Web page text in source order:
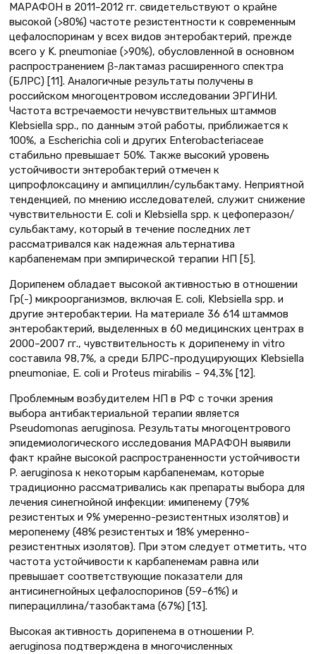
МАРАФОН в 2011–2012 гг. свидетельствуют о крайне
высокой (>80%) частоте резистентности к современным
цефалоспоринам у всех видов энтеробактерий, прежде
всего у K. pneumoniae (>90%), обусловленной в основном
распространением β-лактамаз расширенного спектра
(БЛРС) [11]. Аналогичные результаты получены в
российском многоцентровом исследовании ЭРГИНИ.
Частота встречаемости нечувствительных штаммов
Klebsiella spp., по данным этой работы, приближается к
100%, а Escherichia coli и других Enterobacteriaceae
стабильно превышает 50%. Также высокий уровень
устойчивости энтеробактерий отмечен к
ципрофлоксацину и ампициллин/сульбактаму. Неприятной
тенденцией, по мнению исследователей, служит снижение
чувствительности E. coli и Klebsiella spp. к цефоперазон/
сульбактаму, который в течение последних лет
рассматривался как надежная альтернатива
карбапенемам при эмпирической терапии НП [5].
Дорипенем обладает высокой активностью в отношении
Гр(-) микроорганизмов, включая E. coli, Klebsiella spp. и
другие энтеробактерии. На материале 36 614 штаммов
энтеробактерий, выделенных в 60 медицинских центрах в
2000–2007 гг., чувствительность к дорипенему in vitro
составила 98,7%, а среди БЛРС-продуцирующих Klebsiella
pneumoniae, E. сoli и Proteus mirabilis – 94,3% [12].
Проблемным возбудителем НП в РФ с точки зрения
выбора антибактериальной терапии является
Pseudomonas aeruginosa. Результаты многоцентрового
эпидемиологического исследования МАРАФОН выявили
факт крайне высокой распространенности устойчивости
P. aeruginosa к некоторым карбапенемам, которые
традиционно рассматривались как препараты выбора для
лечения синегнойной инфекции: имипенему (79%
резистентых и 9% умеренно-резистентных изолятов) и
меропенему (48% резистентых и 18% умеренно-
резистентных изолятов). При этом следует отметить, что
частота устойчивости к карбапенемам равна или
превышает соответствующие показатели для
антисинегнойных цефалоспоринов (59–61%) и
пиперациллина/тазобактама (67%) [13].
Высокая активность дорипенема в отношении P.
aeruginosa подтверждена в многочисленных